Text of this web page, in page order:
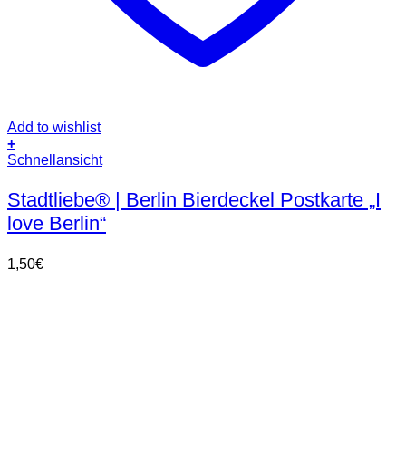
Add to wishlist
+
Schnellansicht
Stadtliebe® | Berlin Bierdeckel Postkarte „I
love Berlin“
1,50€